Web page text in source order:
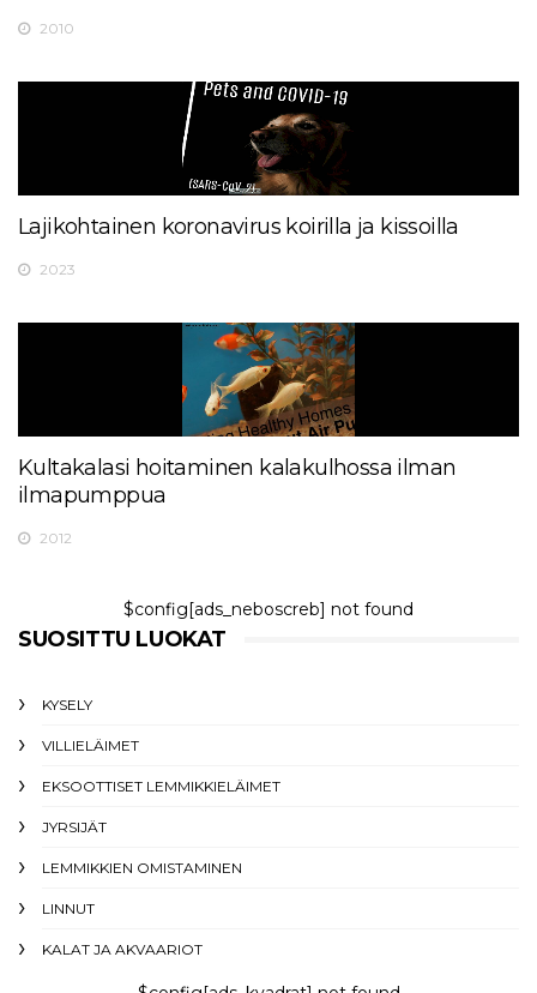
2010
Lajikohtainen koronavirus koirilla ja kissoilla
2023
Kultakalasi hoitaminen kalakulhossa ilman
ilmapumppua
2012
$config[ads_neboscreb] not found
SUOSITTU LUOKAT
KYSELY
VILLIELÄIMET
EKSOOTTISET LEMMIKKIELÄIMET
JYRSIJÄT
LEMMIKKIEN OMISTAMINEN
LINNUT
KALAT JA AKVAARIOT